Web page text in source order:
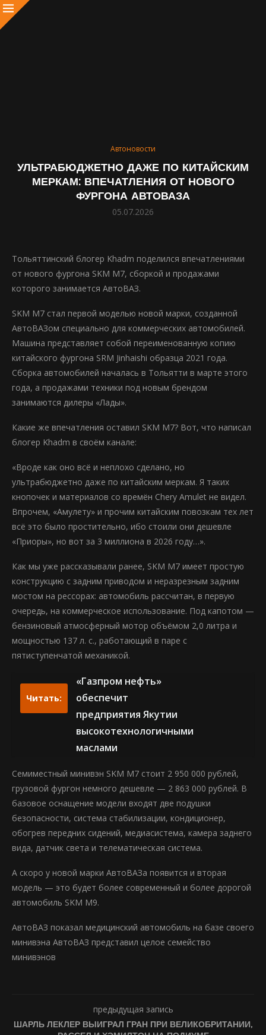
Автоновости
УЛЬТРАБЮДЖЕТНО ДАЖЕ ПО КИТАЙСКИМ
МЕРКАМ: ВПЕЧАТЛЕНИЯ ОТ НОВОГО
ФУРГОНА АВТОВАЗА
05.07.2026
Тольяттинский блогер Khadm поделился впечатлениями
от нового фургона SKM M7, сборкой и продажами
которого занимается АвтоВАЗ.
SKM M7 стал первой моделью новой марки, созданной
АвтоВАЗом специально для коммерческих автомобилей.
Машина представляет собой переименованную копию
китайского фургона SRM Jinhaishi образца 2021 года.
Сборка автомобилей началась в Тольятти в марте этого
года, а продажами техники под новым брендом
занимаются дилеры «Лады».
Какие же впечатления оставил SKM M7? Вот, что написал
блогер Khadm в своём канале:
«Вроде как оно всё и неплохо сделано, но
ультрабюджетно даже по китайским меркам. Я таких
кнопочек и материалов со времён Chery Amulet не видел.
Впрочем, «Амулету» и прочим китайским повозкам тех лет
всё это было простительно, ибо стоили они дешевле
«Приоры», но вот за 3 миллиона в 2026 году…».
Как мы уже рассказывали ранее, SKM M7 имеет простую
конструкцию с задним приводом и неразрезным задним
мостом на рессорах: автомобиль рассчитан, в первую
очередь, на коммерческое использование. Под капотом —
бензиновый атмосферный мотор объёмом 2,0 литра и
мощностью 137 л. с., работающий в паре с
пятиступенчатой механикой.
Читать:
«Газпром нефть»
обеспечит
предприятия Якутии
высокотехнологичными
маслами
Семиместный минивэн SKM M7 стоит 2 950 000 рублей,
грузовой фургон немного дешевле — 2 863 000 рублей. В
базовое оснащение модели входят две подушки
безопасности, система стабилизации, кондиционер,
обогрев передних сидений, медиасистема, камера заднего
вида, датчик света и телематическая система.
А скоро у новой марки АвтоВАЗа появится и вторая
модель — это будет более современный и более дорогой
автомобиль SKM M9.
АвтоВАЗ показал медицинский автомобиль на базе своего
минивэна АвтоВАЗ представил целое семейство
минивэнов
предыдущая запись
ШАРЛЬ ЛЕКЛЕР ВЫИГРАЛ ГРАН ПРИ ВЕЛИКОБРИТАНИИ,